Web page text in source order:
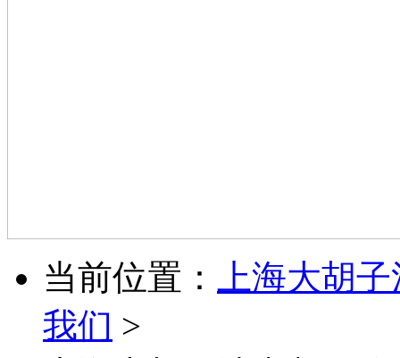
当前位置：
上海大胡
我们 >